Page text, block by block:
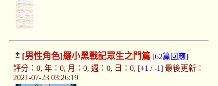
[男性角色]羅小黑戰記眾生之門篇 [62篇回應]
評分：0, 年：0, 月：0, 週：0, 日：0, [+1 /-1] 最後更新：
2021-07-23 03:26:19